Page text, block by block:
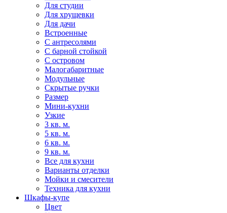
Для студии
Для хрущевки
Для дачи
Встроенные
С антресолями
С барной стойкой
С островом
Малогабаритные
Модульные
Скрытые ручки
Размер
Мини-кухни
Узкие
3 кв. м.
5 кв. м.
6 кв. м.
9 кв. м.
Все для кухни
Варианты отделки
Мойки и смесители
Техника для кухни
Шкафы-купе
Цвет